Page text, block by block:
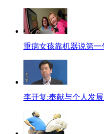
重病女孩靠机器说第一
李开复:奉献与个人发